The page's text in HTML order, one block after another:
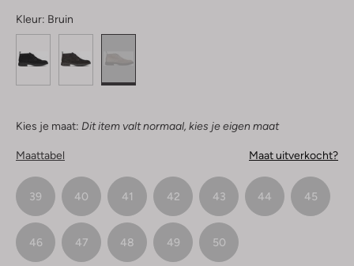
Kleur: Bruin
Kies je maat: Dit item valt normaal, kies je eigen maat
Maattabel Maat uitverkocht?
39 40 41 42 43 44 45
46 47 48 49 50